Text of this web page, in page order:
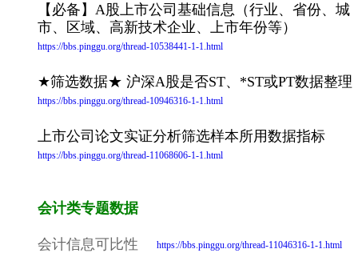
【必备】A股上市公司基础信息（行业、省份、城
市、区域、高新技术企业、上市年份等）
https://bbs.pinggu.org/thread-10538441-1-1.html
★筛选数据★ 沪深A股是否ST、*ST或PT数据整理
https://bbs.pinggu.org/thread-10946316-1-1.html
上市公司论文实证分析筛选样本所用数据指标
https://bbs.pinggu.org/thread-11068606-1-1.html
会计类专题数据
会计信息可比性 https://bbs.pinggu.org/thread-11046316-1-1.html